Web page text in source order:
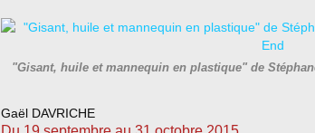
"Gisant, huile et mannequin en plastique" de
Gaël DAVRICHE